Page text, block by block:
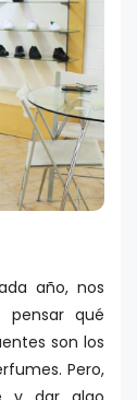
año, nos
qué
son los
Pero,